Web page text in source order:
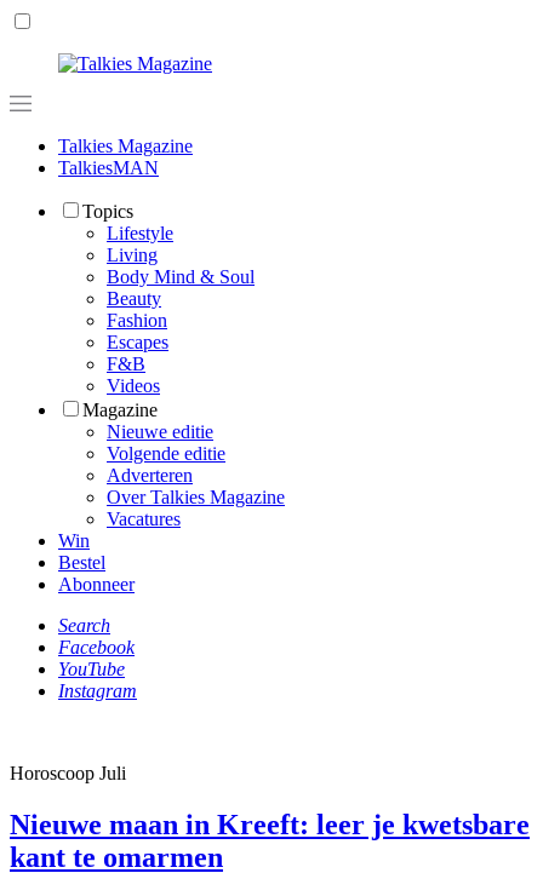
Talkies Magazine
TalkiesMAN
Topics
Lifestyle
Living
Body Mind & Soul
Beauty
Fashion
Escapes
F&B
Videos
Magazine
Nieuwe editie
Volgende editie
Adverteren
Over Talkies Magazine
Vacatures
Win
Bestel
Abonneer
Search
Facebook
YouTube
Instagram
Horoscoop Juli
Nieuwe maan in Kreeft: leer je kwetsbare
kant te omarmen